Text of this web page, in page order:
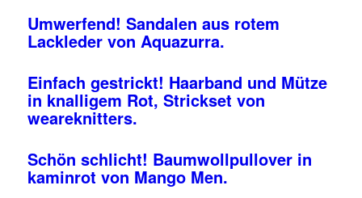
Umwerfend! Sandalen aus rotem
Lackleder von Aquazurra.
Einfach gestrickt! Haarband und Mütze
in knalligem Rot, Strickset von
weareknitters.
Schön schlicht! Baumwollpullover in
kaminrot von Mango Men.